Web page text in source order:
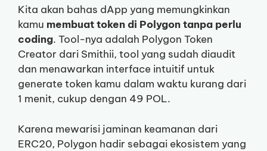
Kita akan bahas dApp yang memungkinkan
kamu membuat token di Polygon tanpa perlu
coding. Tool-nya adalah Polygon Token
Creator dari Smithii, tool yang sudah diaudit
dan menawarkan interface intuitif untuk
generate token kamu dalam waktu kurang dari
1 menit, cukup dengan 49 POL.
Karena mewarisi jaminan keamanan dari
ERC20, Polygon hadir sebagai ekosistem yang